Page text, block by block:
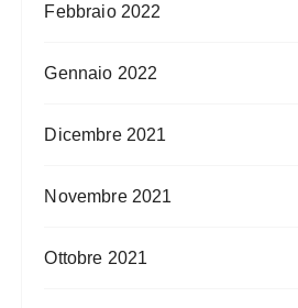
Febbraio 2022
Gennaio 2022
Dicembre 2021
Novembre 2021
Ottobre 2021